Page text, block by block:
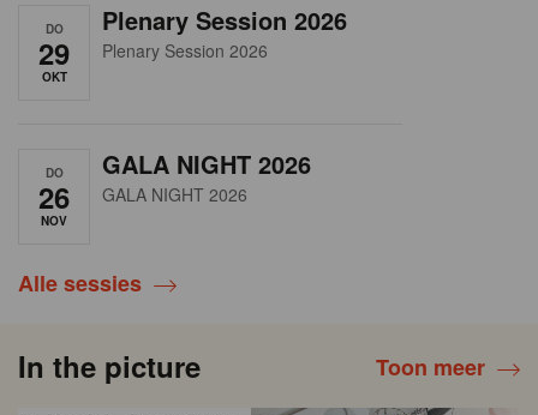
DO
29
OKT
Plenary Session 2026
Plenary Session 2026
DO
26
NOV
GALA NIGHT 2026
GALA NIGHT 2026
Alle sessies
In the picture Toon meer